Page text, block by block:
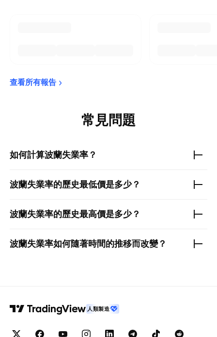
查看所有報告
常見問題
如何計算波蘭失業率 ？
波蘭失業率的歷史最低價是多少？
波蘭失業率的歷史最高價是多少？
波蘭失業率如何隨著時間的推移而改變？
人類製造